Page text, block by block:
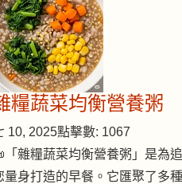
糧蔬菜均衡營養粥
10, 2025點擊數: 1067
「雜糧蔬菜均衡營養粥」是為
量身打造的早餐。它匯聚了多